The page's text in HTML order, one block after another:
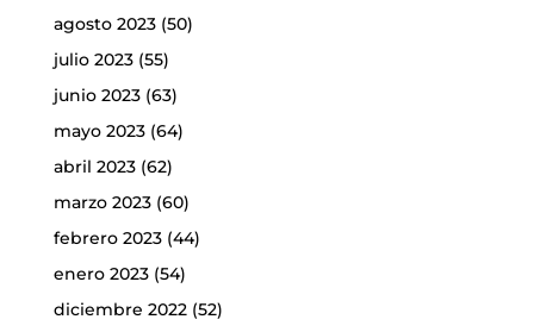
agosto 2023(50)
julio 2023(55)
junio 2023(63)
mayo 2023(64)
abril 2023(62)
marzo 2023(60)
febrero 2023(44)
enero 2023(54)
diciembre 2022(52)